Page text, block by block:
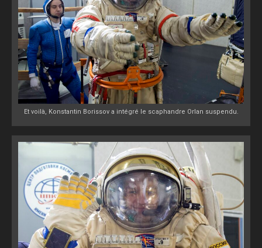
Et voilà, Konstantin Borissov a intégré le scaphandre Orlan suspendu.